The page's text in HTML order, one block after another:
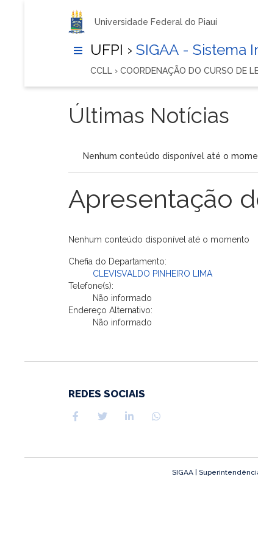
Universidade Federal do Piauí
UFPI › SIGAA - Sistema
CCLL › COORDENAÇÃO DO CURSO DE
Últimas Notícias
Nenhum conteúdo disponível até o
Apresentação
Nenhum conteúdo disponível até o momento
Chefia do Departamento:
CLEVISVALDO PINHEIRO LIMA
Telefone(s):
Não informado
Endereço Alternativo:
Não informado
REDES SOCIAIS
SIGAA |